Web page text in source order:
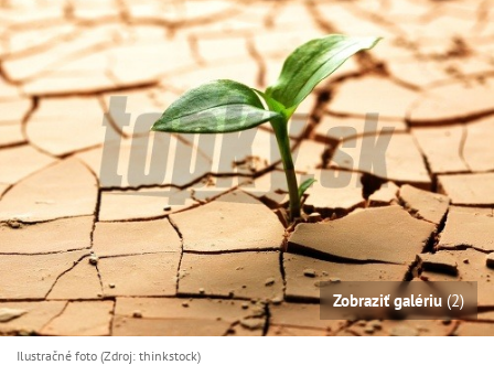
Zobraziť galériu(2)
Ilustračné foto (Zdroj: thinkstock)